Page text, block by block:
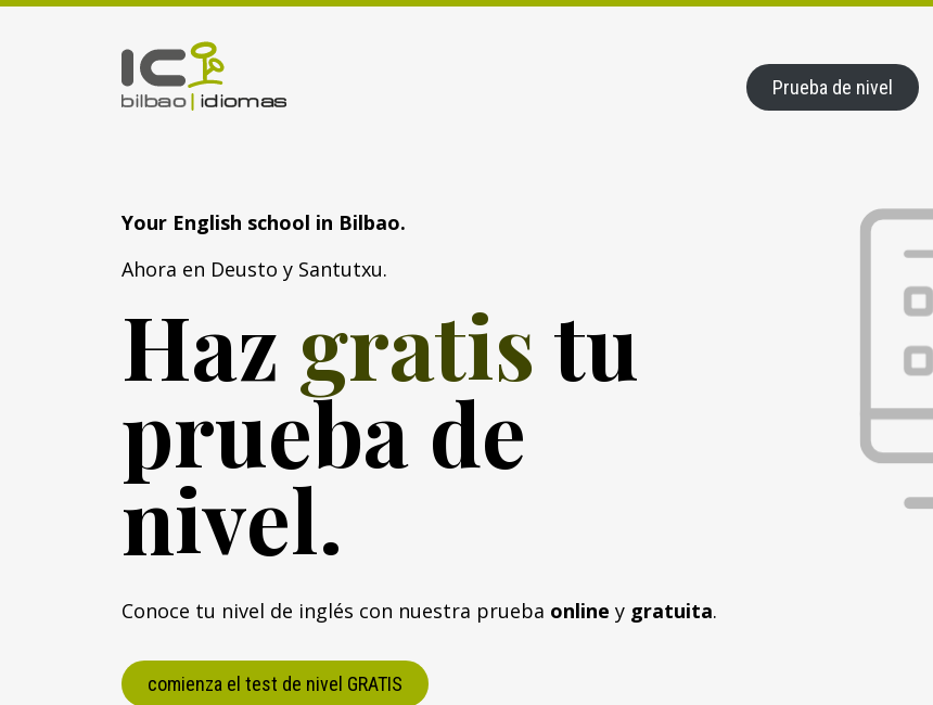
Prueba de nivel
Your English school in Bilbao.
Ahora en Deusto y Santutxu.
Haz gratistu
prueba de
nivel.
Conoce tu nivel de inglés con nuestra prueba online y gratuita.
comienza el test de nivel GRATIS